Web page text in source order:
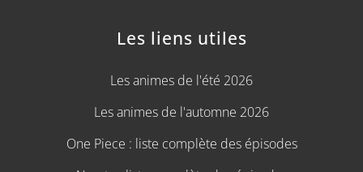
Les liens utiles
Les animes de l'été 2026
Les animes de l'automne 2026
One Piece : liste complète des épisodes